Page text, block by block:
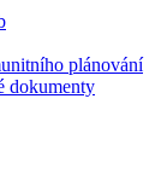
plánování
dokumenty